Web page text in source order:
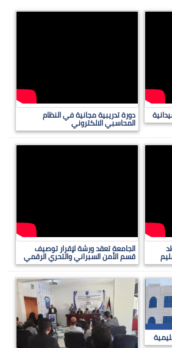
دورة تدريبية مجانية في النظام
المحاسبي الالكتروني
الجامعة تعقد ورشة لإقرار توصيف
قسم الأمن السبراني والتحري الرقمي